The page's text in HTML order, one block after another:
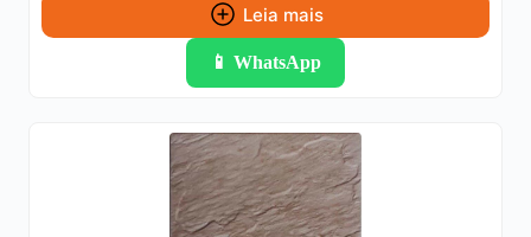
Leia mais
📱 WhatsApp